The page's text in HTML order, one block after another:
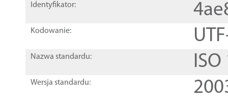
Identyfikator:
Kodowanie:
Nazwa standardu:
Wersja standardu: